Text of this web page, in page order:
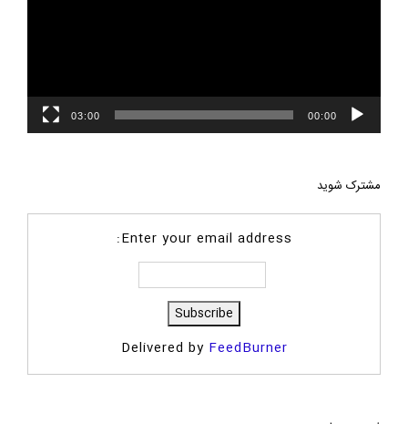
00:00
03:00
مشترک شوید
Enter your email address:
Delivered by FeedBurner